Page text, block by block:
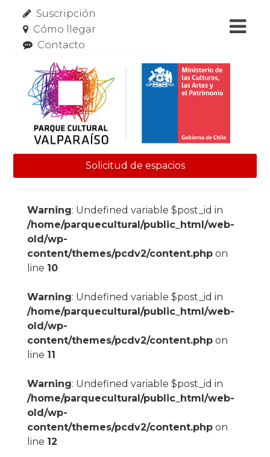
Suscripción
Cómo llegar
Contacto
Solicitud de espacios
Warning: Undefined variable $post_id in
/home/parquecultural/public_html/web-
old/wp-
content/themes/pcdv2/content.phpon
line 10
Warning: Undefined variable $post_id in
/home/parquecultural/public_html/web-
old/wp-
content/themes/pcdv2/content.phpon
line 11
Warning: Undefined variable $post_id in
/home/parquecultural/public_html/web-
old/wp-
content/themes/pcdv2/content.phpon
line 12